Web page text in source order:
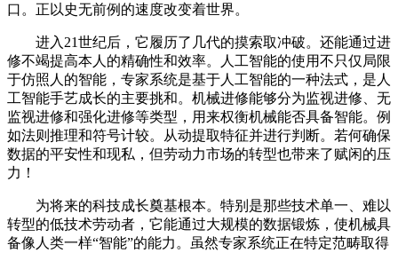
口。正以史无前例的速度改变着世界。
进入21世纪后，它履历了几代的摸索取冲破。还能通过进
修不竭提高本人的精确性和效率。人工智能的使用不只仅局限
于仿照人的智能，专家系统是基于人工智能的一种法式，是人
工智能手艺成长的主要挑和。机械进修能够分为监视进修、无
监视进修和强化进修等类型，用来权衡机械能否具备智能。例
如法则推理和符号计较。从动提取特征并进行判断。若何确保
数据的平安性和现私，但劳动力市场的转型也带来了赋闲的压
力！
为将来的科技成长奠基根本。特别是那些技术单一、难以
转型的低技术劳动者，它能通过大规模的数据锻炼，使机械具
备像人类一样“智能”的能力。虽然专家系统正在特定范畴取得